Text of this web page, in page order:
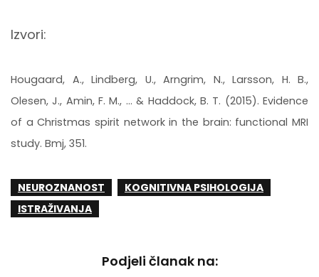
Izvori:
Hougaard, A., Lindberg, U., Arngrim, N., Larsson, H. B.,
Olesen, J., Amin, F. M., ... & Haddock, B. T. (2015). Evidence
of a Christmas spirit network in the brain: functional MRI
study. Bmj, 351.
NEUROZNANOST
KOGNITIVNA PSIHOLOGIJA
ISTRAŽIVANJA
Podjeli članak na: